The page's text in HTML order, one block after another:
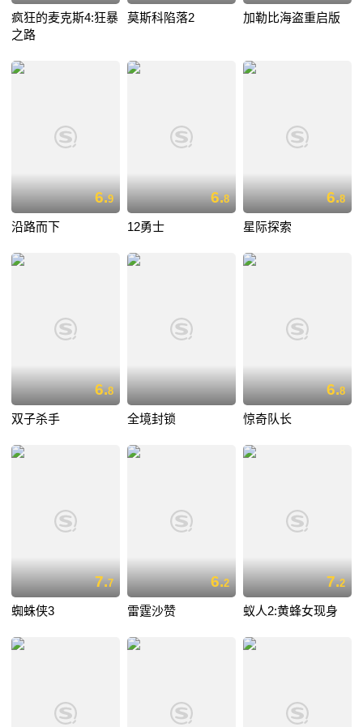
疯狂的麦克斯4:狂暴
之路
莫斯科陷落2 加勒比海盗重启版
6.9
沿路而下
6.8
12勇士
6.8
星际探索
6.8
双子杀手 全境封锁
6.8
惊奇队长
7.7
蜘蛛侠3
6.2
雷霆沙赞
7.2
蚁人2:黄蜂女现身